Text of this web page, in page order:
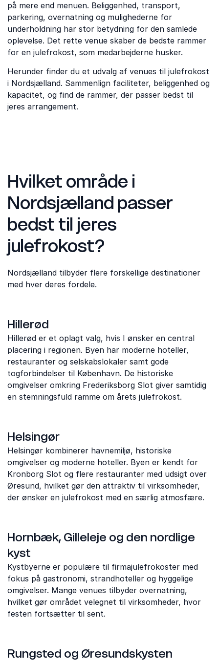
på mere end menuen. Beliggenhed, transport,
parkering, overnatning og mulighederne for
underholdning har stor betydning for den samlede
oplevelse. Det rette venue skaber de bedste rammer
for en julefrokost, som medarbejderne husker.
Herunder finder du et udvalg af venues til julefrokost
i Nordsjælland. Sammenlign faciliteter, beliggenhed og
kapacitet, og find de rammer, der passer bedst til
jeres arrangement.
Hvilket område i
Nordsjælland passer
bedst til jeres
julefrokost?
Nordsjælland tilbyder flere forskellige destinationer
med hver deres fordele.
Hillerød
Hillerød er et oplagt valg, hvis I ønsker en central
placering i regionen. Byen har moderne hoteller,
restauranter og selskabslokaler samt gode
togforbindelser til København. De historiske
omgivelser omkring Frederiksborg Slot giver samtidig
en stemningsfuld ramme om årets julefrokost.
Helsingør
Helsingør kombinerer havnemiljø, historiske
omgivelser og moderne hoteller. Byen er kendt for
Kronborg Slot og flere restauranter med udsigt over
Øresund, hvilket gør den attraktiv til virksomheder,
der ønsker en julefrokost med en særlig atmosfære.
Hornbæk, Gilleleje og den nordlige
kyst
Kystbyerne er populære til firmajulefrokoster med
fokus på gastronomi, strandhoteller og hyggelige
omgivelser. Mange venues tilbyder overnatning,
hvilket gør området velegnet til virksomheder, hvor
festen fortsætter til sent.
Rungsted og Øresundskysten